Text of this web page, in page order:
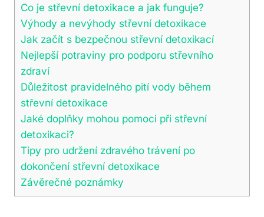
Co je střevní detoxikace a jak funguje?
Výhody a nevýhody střevní detoxikace
Jak začít s bezpečnou střevní detoxikací
Nejlepší potraviny pro podporu střevního
zdraví
Důležitost pravidelného pití vody během
střevní detoxikace
Jaké doplňky mohou pomoci při střevní
detoxikaci?
Tipy pro udržení zdravého trávení po
dokončení střevní detoxikace
Závěrečné poznámky